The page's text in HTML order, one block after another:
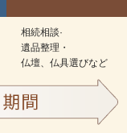
相続相談·
遺品整理・
仏壇、仏具選びなど